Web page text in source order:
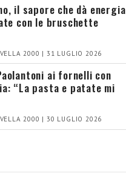
il sapore che dà energia
con le bruschette
2000 | 31 LUGLIO 2026
ai fornelli con
“La pasta e patate mi
2000 | 30 LUGLIO 2026